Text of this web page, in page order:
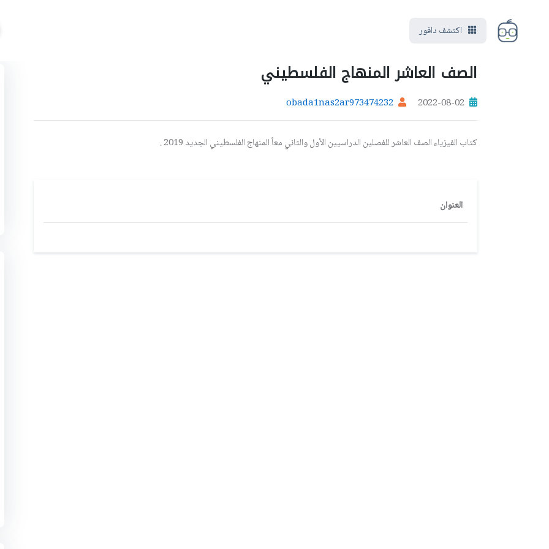
اكتشف دافور
الصف العاشر المنهاج الفلسطيني
2022-08-02
obada1nas2ar973474232
كتاب الفيزياء الصف العاشر للفصلين الدراسيين الأول والثاني معاً المنهاج الفلسطيني الجديد 2019 .
العنوان